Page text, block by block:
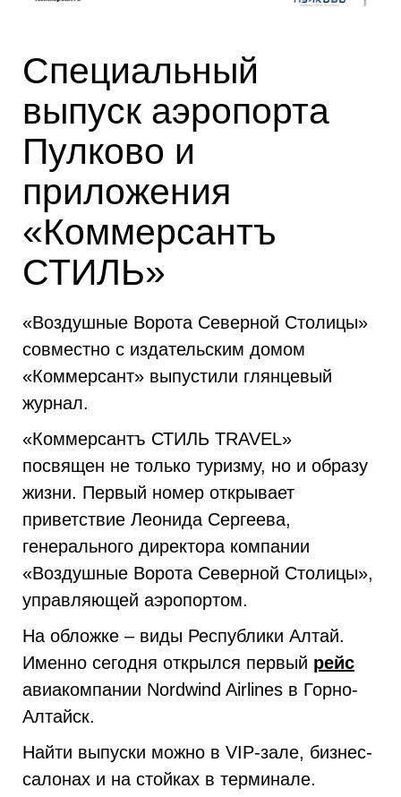
Специальный
выпуск аэропорта
Пулково и
приложения
«Коммерсантъ
СТИЛЬ»
«Воздушные Ворота Северной Столицы»
совместно с издательским домом
«Коммерсант» выпустили глянцевый
журнал.
«Коммерсантъ СТИЛЬ TRAVEL»
посвящен не только туризму, но и образу
жизни. Первый номер открывает
приветствие Леонида Сергеева,
генерального директора компании
«Воздушные Ворота Северной Столицы»,
управляющей аэропортом.
На обложке – виды Республики Алтай.
Именно сегодня открылся первый рейс
авиакомпании Nordwind Airlines в Горно-
Алтайск.
Найти выпуски можно в VIP-зале, бизнес-
салонах и на стойках в терминале.